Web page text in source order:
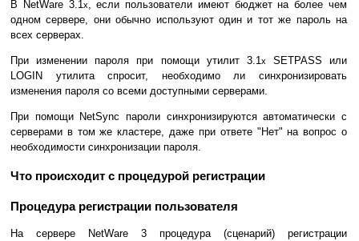
В NetWare 3.1x, если пользователи имеют бюджет на более чем
одном сервере, они обычно используют один и тот же пароль на
всех серверах.
При изменении пароля при помощи утилит 3.1xSETPASS или
LOGIN утилита спросит, необходимо ли синхронизировать
изменения пароля со всеми доступными серверами.
При помощи NetSync пароли синхронизируются автоматически с
серверами в том же кластере, даже при ответе "Нет" на вопрос о
необходимости синхронизации пароля.
Что происходит с процедурой регистрации
Процедура регистрации пользователя
На сервере NetWare 3 процедура (сценарий) регистрации